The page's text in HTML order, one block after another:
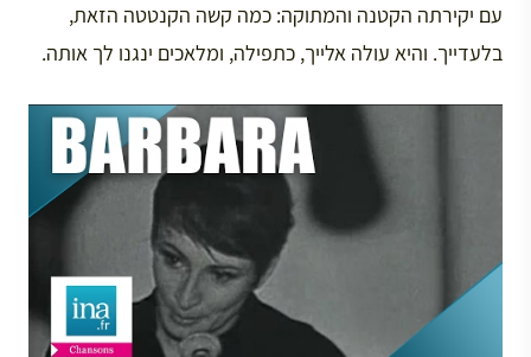
עם יקירתה הקטנה והמתוקה: כמה קשה הקנטטה הזאת,
בלעדייך. והיא עולה אלייך, כתפילה, ומלאכים ינגנו לך אותה.